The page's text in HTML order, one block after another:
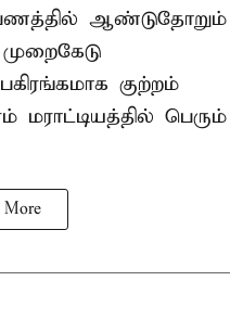
ஆண்டுதோறும்
குற்றம்
மராட்டியத்தில் பெரும்